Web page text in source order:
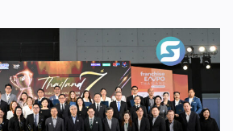
นวิจัย ดูแลเรื่องการวิจัยในภาพรวม รวม
นับสนุนนักวิจัย ตั้งแต่ระดับเยาวชนไปจนถึง
านี่เป็นหน่วยงานผู้อยู่เบื้องหลังงานวิจัย
ายน้ำ กิจกรรมที่นำมาจัดแสดงในบูธ
ทุนที่ วช. สนับสนุนภายใต้ชุดโครงการ
เป้าหมายชัดเจน คือการแนะแนวและ